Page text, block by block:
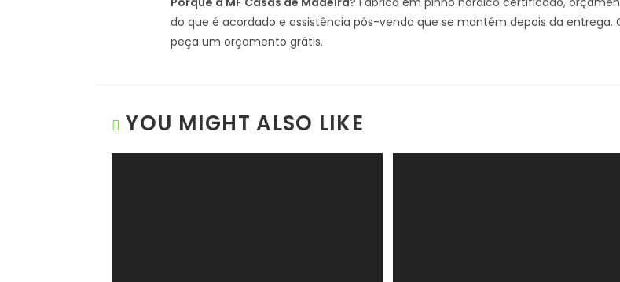
do que é acordado e assistência pós-venda que se mantém depois da entrega.
peça um orçamento grátis.
YOU MIGHT ALSO LIKE